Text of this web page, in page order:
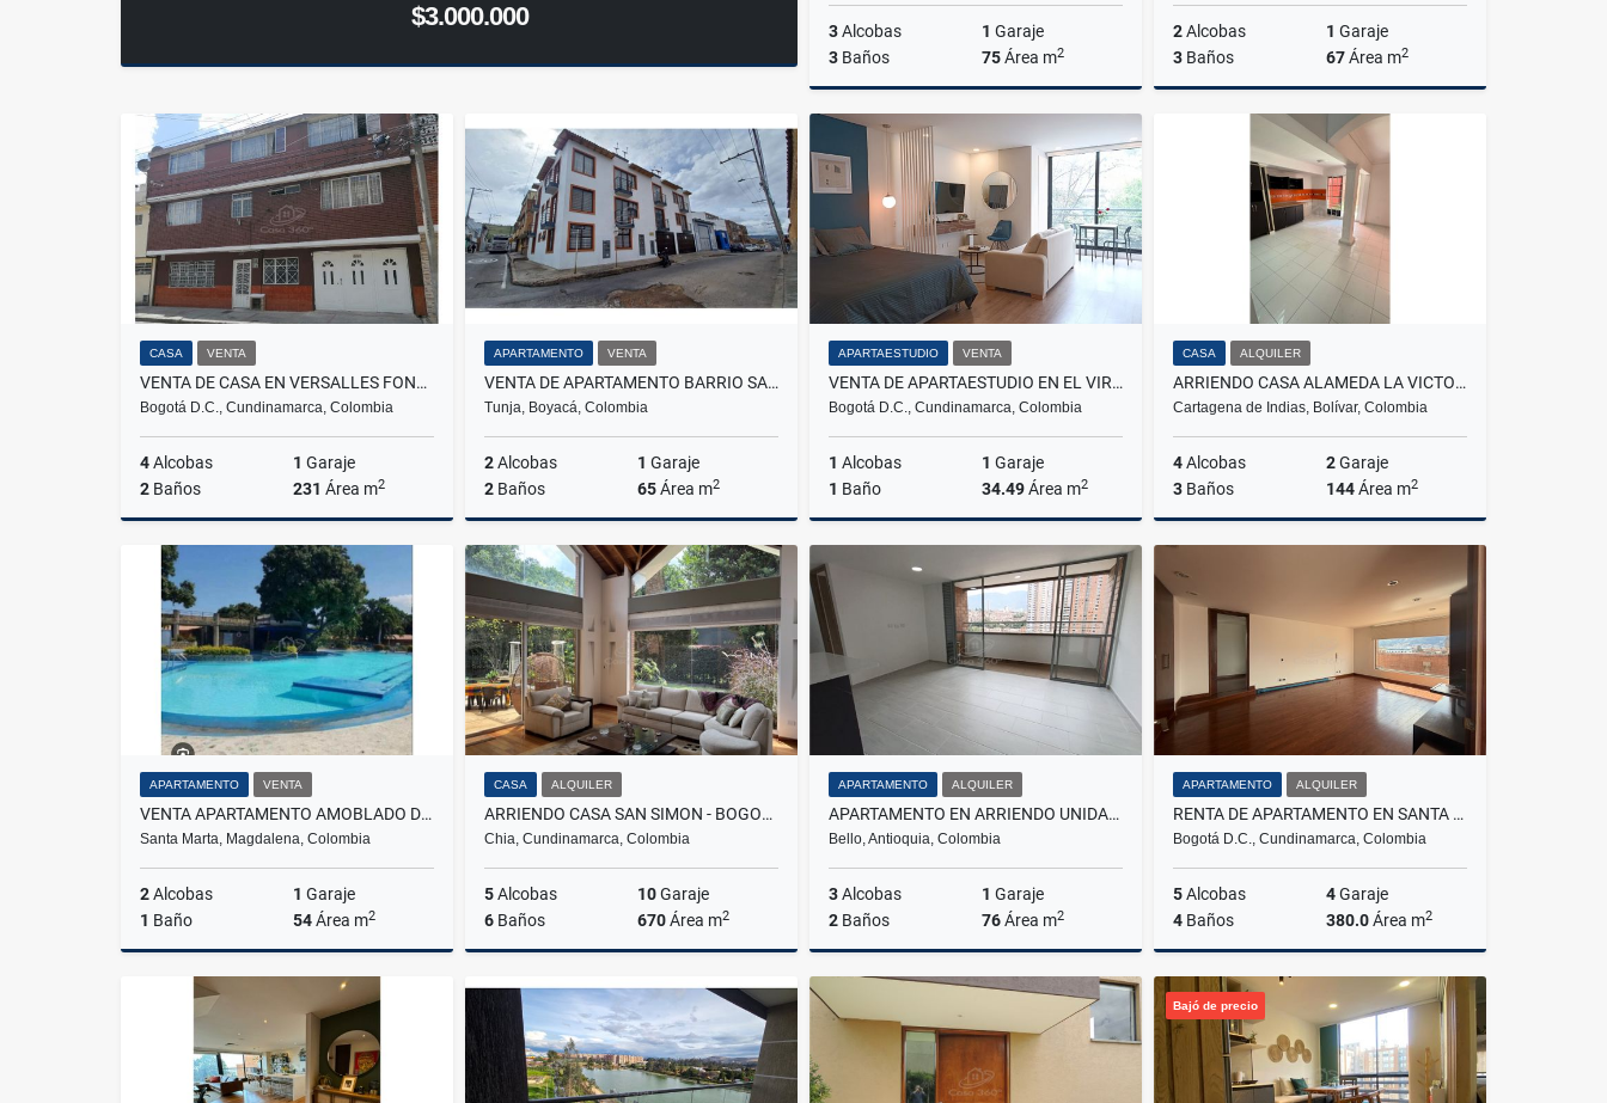
$3.000.000 3Alcobas 1 Garaje
3 Baños 75Área m2
Venta
$370.000.000
2Alcobas 1 Garaje
3 Baños 67Área m2
$270.000.000
CASA VENTA
VENTA DE CASA EN VERSALLES FONTIBÓN
Bogotá D.C., Cundinamarca, Colombia
4Alcobas 1 Garaje
2 Baños 231 Área m2
$700.000.000
APARTAMENTO VENTA
VENTA DE APARTAMENTO BARRIO SANTA BARBARA TUNJA
Tunja, Boyacá, Colombia
2Alcobas 1 Garaje
2 Baños 65Área m2
Venta
$250.000.000
APARTAESTUDIO VENTA
VENTA DE APARTAESTUDIO EN EL VIRREY
Bogotá D.C., Cundinamarca, Colombia
1 Alcobas 1 Garaje
1 Baño 34.49Área m2
Venta
$650.000.000
CASA ALQUILER
ARRIENDO CASA ALAMEDA LA VICTORIA
Cartagena de Indias, Bolívar, Colombia
4Alcobas 2Garaje
3 Baños 144Área m2
APARTAMENTO VENTA
VENTA APARTAMENTO AMOBLADO DOS ALCOBAS TURISTICO EN CONDOMINIO - E.C.
Santa Marta, Magdalena, Colombia
2Alcobas 1 Garaje
1 Baño 54Área m2
$300.000.000
CASA ALQUILER
ARRIENDO CASA SAN SIMON - BOGOTA
Chia, Cundinamarca, Colombia
5Alcobas 10Garaje
6 Baños 670Área m2
Alquiler
$18.000.000
APARTAMENTO ALQUILER
APARTAMENTO EN ARRIENDO UNIDAD DISTRITO PLAZA, BELLO
Bello, Antioquia, Colombia
3Alcobas 1 Garaje
2 Baños 76Área m2
Alquiler
APARTAMENTO ALQUILER
RENTA DE APARTAMENTO EN SANTA BARBARA
Bogotá D.C., Cundinamarca, Colombia
5Alcobas 4Garaje
4 Baños 380.0Área m2
Venta
$14.000.000
Alquiler
$14.000.000
Bajó de precio